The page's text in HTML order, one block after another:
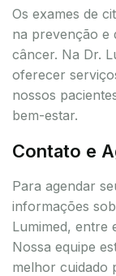
Os exames de
na prevenção e
câncer. Na Dr.
oferecer
nossos
bem-estar.
Contato e
Para agendar
informações
Lumimed, entre
Nossa equipe
melhor cuidado